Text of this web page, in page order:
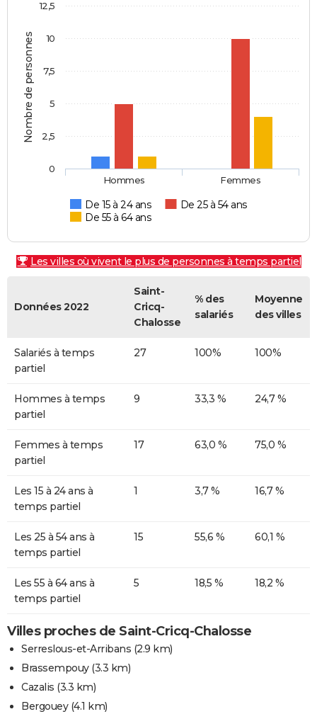
Nombre de personnes
De 15 à 24 ans
De 25 à 54 ans
De 55 à 64 ans
Hommes Femmes
0
2,5
5
7,5
10
12,5
Les villes où vivent le plus de personnes à temps partiel
Données 2022
Saint-
Cricq-
Chalosse
% des
salariés
Moyenne
des villes
Salariés à temps
partiel
27 100% 100%
Hommes à temps
partiel
9 33,3 % 24,7 %
Femmes à temps
partiel
17 63,0 % 75,0 %
Les 15 à 24 ans à
temps partiel
1 3,7 % 16,7 %
Les 25 à 54 ans à
temps partiel
15 55,6 % 60,1 %
Les 55 à 64 ans à
temps partiel
5 18,5 % 18,2 %
Villes proches de Saint-Cricq-Chalosse
Serreslous-et-Arribans (2.9 km)
Brassempouy(3.3 km)
Cazalis (3.3 km)
Bergouey(4.1 km)